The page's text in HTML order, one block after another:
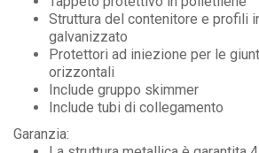
Struttura del contenitore e profili
galvanizzato
Protettori ad iniezione per le
orizzontali
Include gruppo skimmer
Include tubi di collegamento
Garanzia: